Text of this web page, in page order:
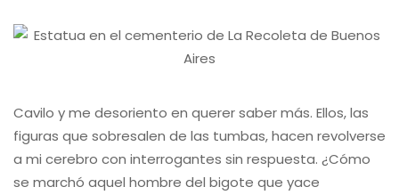
Cavilo y me desoriento en querer saber más. Ellos, las
figuras que sobresalen de las tumbas, hacen revolverse
a mi cerebro con interrogantes sin respuesta. ¿Cómo
se marchó aquel hombre del bigote que yace